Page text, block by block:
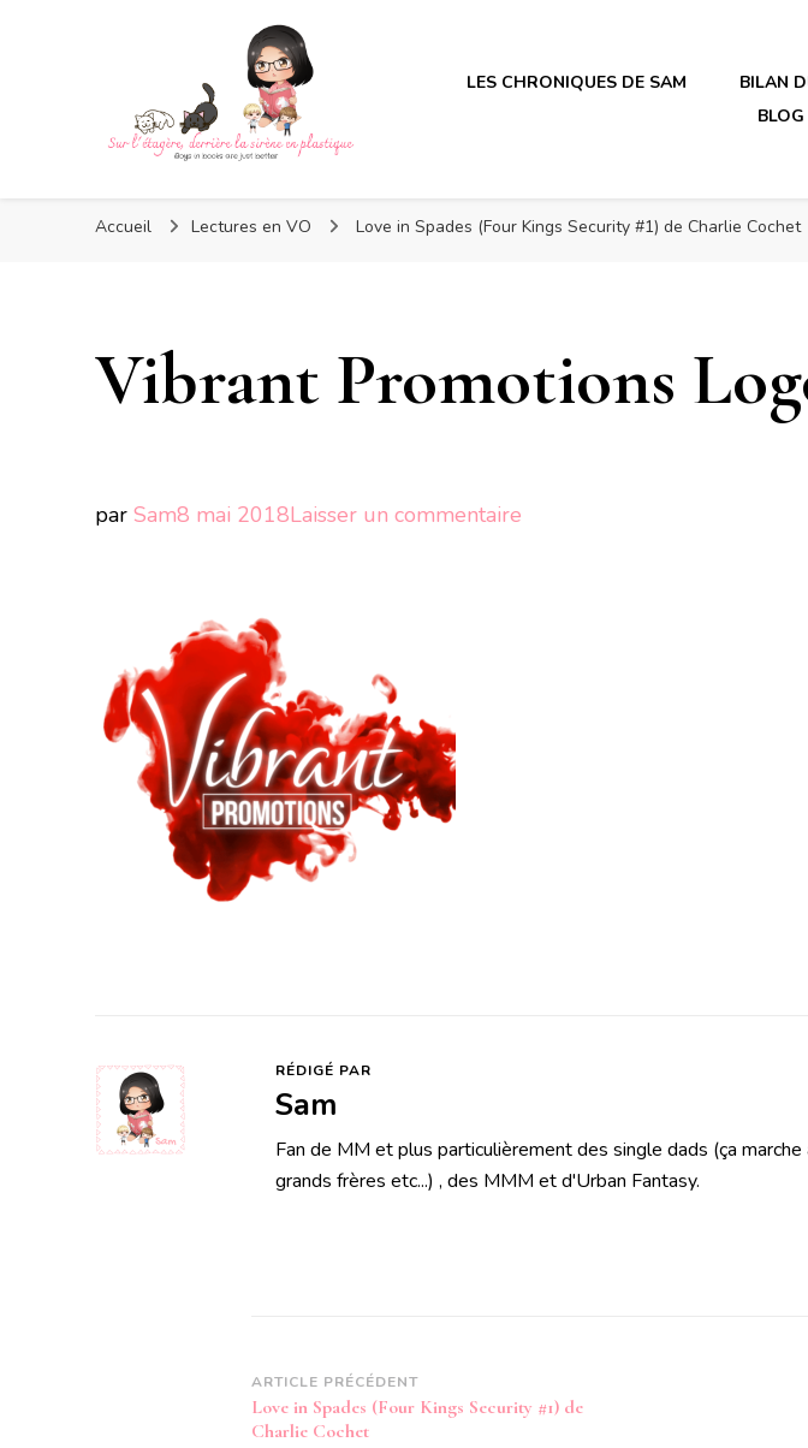
Sur l'étagère, derrière la sirène en
LES CHRONIQUES DE SAM BILAN
Accueil Lectures en VO Love in Spades (Four Kings Security #1) de Charlie Cochet
Vibrant Promotions
par Sam8 mai 2018Laisser un commentaire
RÉDIGÉ PAR
Sam
Fan de MM et plus particulièrement des single dads (ça
grands frères etc...) , des MMM et d'Urban Fantasy.
Navigation
d’article
ARTICLE PRÉCÉDENT
Love in Spades (Four Kings Security #1) de
Charlie Cochet